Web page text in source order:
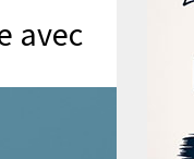
avec